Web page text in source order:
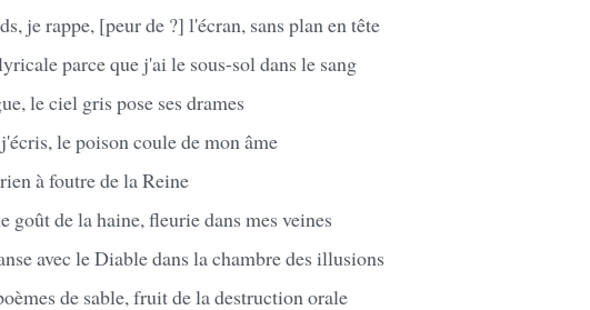
je rappe, [peur de ?] l'écran, sans plan en tête
parce que j'ai le sous-sol dans le sang
le ciel gris pose ses drames
le poison coule de mon âme
à foutre de la Reine
goût de la haine, fleurie dans mes veines
avec le Diable dans la chambre des illusions
de sable, fruit de la destruction orale